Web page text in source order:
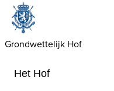
Grondwettelijk Hof
Het Hof